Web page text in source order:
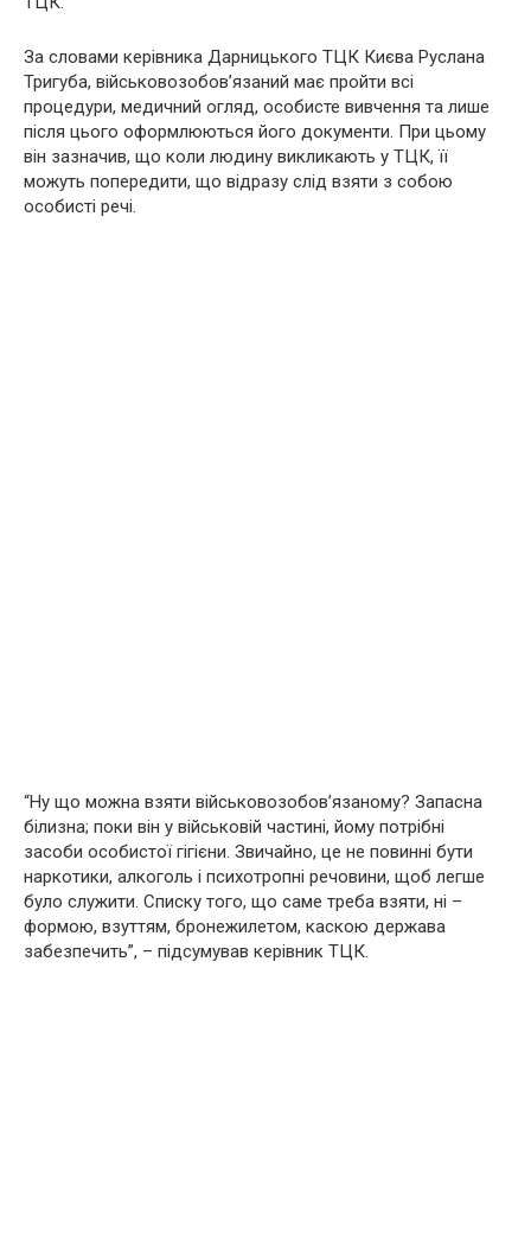
За словами керівника Дарницького ТЦК Києва Руслана
Тригуба, військовозобов’язаний має пройти всі
процедури, медичний огляд, особисте вивчення та лише
після цього оформлюються його документи. При цьому
він зазначив, що коли людину викликають у ТЦК, її
можуть попередити, що відразу слід взяти з собою
особисті речі.
“Ну що можна взяти військовозобов’язаному? Запасна
білизна; поки він у військовій частині, йому потрібні
засоби особистої гігієни. Звичайно, це не повинні бути
наркотики, алкоголь і психотропні речовини, щоб легше
було служити. Списку того, що саме треба взяти, ні –
формою, взуттям, бронежилетом, каскою держава
забезпечить”, – підсумував керівник ТЦК.